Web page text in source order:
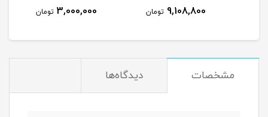
9,108,800 تومان 3,000,000 تومان
مشخصات دیدگاه‌ها